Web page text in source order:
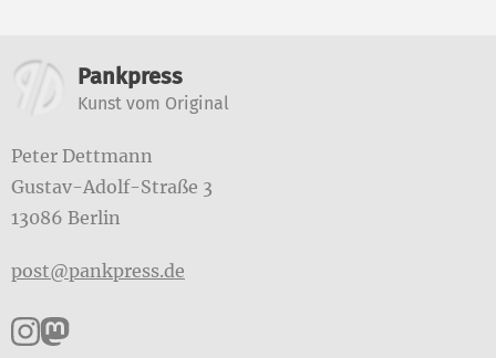
Weitere Informationen
Pankpress
Kunst vom Original
Peter Dettmann
Gustav-Adolf-Straße 3
13086 Berlin
post@pankpress.de
Pankpress auf Instagram
Pankpress auf Mastodon